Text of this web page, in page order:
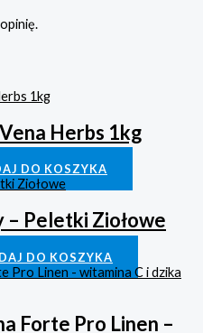
Herbs 1kg
DO KOSZYKA
– Peletki Ziołowe
DO KOSZYKA
Forte Pro Linen –